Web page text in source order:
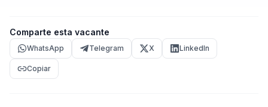
Comparte esta vacante
WhatsApp Telegram X LinkedIn
Copiar